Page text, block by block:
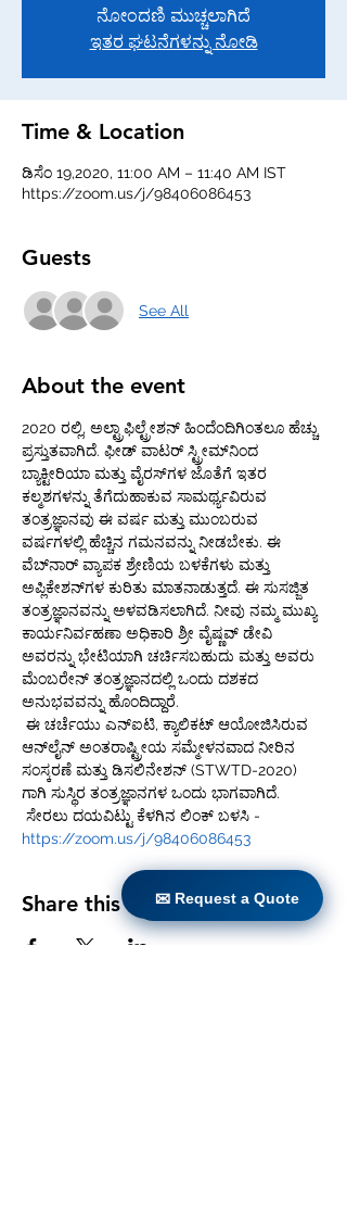
ನೋಂದಣಿ ಮುಚ್ಚಲಾಗಿದೆ
ಇತರ ಘಟನೆಗಳನ್ನು ನೋಡಿ
Time & Location
ಡಿಸೆಂ 19,2020, 11:00 AM – 11:40 AM IST
https://zoom.us/j/98406086453
Guests
See All
About the event
2020 ರಲ್ಲಿ, ಅಲ್ಟ್ರಾಫಿಲ್ಟ್ರೇಶನ್ ಹಿಂದೆಂದಿಗಿಂತಲೂ ಹೆಚ್ಚು
ಪ್ರಸ್ತುತವಾಗಿದೆ. ಫೀಡ್ ವಾಟರ್ ಸ್ಟ್ರೀಮ್‌ನಿಂದ
ಬ್ಯಾಕ್ಟೀರಿಯಾ ಮತ್ತು ವೈರಸ್‌ಗಳ ಜೊತೆಗೆ ಇತರ
ಕಲ್ಮಶಗಳನ್ನು ತೆಗೆದುಹಾಕುವ ಸಾಮರ್ಥ್ಯವಿರುವ
ತಂತ್ರಜ್ಞಾನವು ಈ ವರ್ಷ ಮತ್ತು ಮುಂಬರುವ
ವರ್ಷಗಳಲ್ಲಿ ಹೆಚ್ಚಿನ ಗಮನವನ್ನು ನೀಡಬೇಕು. ಈ
ವೆಬ್‌ನಾರ್ ವ್ಯಾಪಕ ಶ್ರೇಣಿಯ ಬಳಕೆಗಳು ಮತ್ತು
ಅಪ್ಲಿಕೇಶನ್‌ಗಳ ಕುರಿತು ಮಾತನಾಡುತ್ತದೆ. ಈ ಸುಸಜ್ಜಿತ
ತಂತ್ರಜ್ಞಾನವನ್ನು ಅಳವಡಿಸಲಾಗಿದೆ. ನೀವು ನಮ್ಮ ಮುಖ್ಯ
ಕಾರ್ಯನಿರ್ವಹಣಾ ಅಧಿಕಾರಿ ಶ್ರೀ ವೈಷ್ಣವ್ ಡೇವಿ
ಅವರನ್ನು ಭೇಟಿಯಾಗಿ ಚರ್ಚಿಸಬಹುದು ಮತ್ತು ಅವರು
ಮೆಂಬರೇನ್ ತಂತ್ರಜ್ಞಾನದಲ್ಲಿ ಒಂದು ದಶಕದ
ಅನುಭವವನ್ನು ಹೊಂದಿದ್ದಾರೆ.
ಆನ್‌ಲೈನ್ ಅಂತರಾಷ್ಟ್ರೀಯ ಸಮ್ಮೇಳನವಾದ ನೀರಿನ
ಸಂಸ್ಕರಣೆ ಮತ್ತು ಡಿಸಲಿನೇಶನ್ (STWTD-2020)
ಗಾಗಿ ಸುಸ್ಥಿರ ತಂತ್ರಜ್ಞಾನಗಳ ಒಂದು ಭಾಗವಾಗಿದೆ.
ಸೇರಲು ದಯವಿಟ್ಟು ಕೆಳಗಿನ ಲಿಂಕ್ ಬಳಸಿ -
https://zoom.us/j/98406086453
Share this event✉ Request a Quote
✉ Request a Quote